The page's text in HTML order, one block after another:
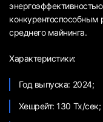
среднего майнинга.
Характеристики:
Год выпуска: 2024;
Хешрейт: 130 Тх/сек;